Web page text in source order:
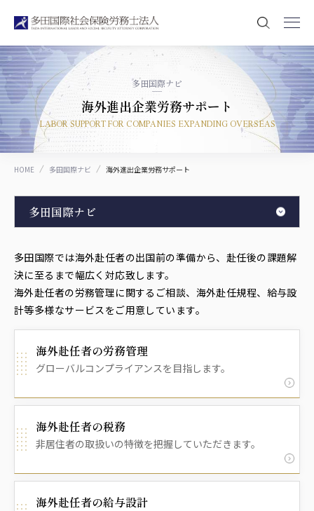
多田国際ナビ
海外進出企業労務サポート
LABOR SUPPORT FOR COMPANIES EXPANDING OVERSEAS
HOME 多田国際ナビ 海外進出企業労務サポート
多田国際ナビ
多田国際では海外赴任者の出国前の準備から、赴任後の課題解
決に至るまで幅広く対応致します。
海外赴任者の労務管理に関するご相談、海外赴任規程、給与設
計等多様なサービスをご用意しています。
海外赴任者の労務管理
グローバルコンプライアンスを目指します。
海外赴任者の税務
非居住者の取扱いの特徴を把握していただきます。
海外赴任者の給与設計